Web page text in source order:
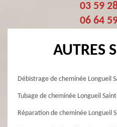
03 59
06 64
AUTRES
Débistrage de cheminée Longueil
Tubage de cheminée Longueil
Réparation de cheminée Longueil